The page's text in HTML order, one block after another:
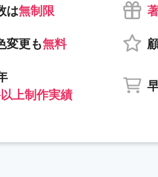
は無制限
変更も無料
上制作実績